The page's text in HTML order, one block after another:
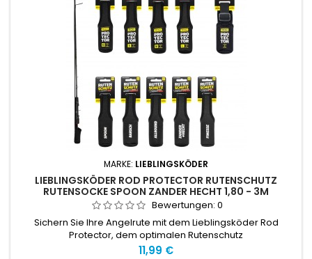
MARKE: LIEBLINGSKÖDER
LIEBLINGSKÖDER ROD PROTECTOR RUTENSCHUTZ
RUTENSOCKE SPOON ZANDER HECHT 1,80 - 3M
Bewertungen: 0
Sichern Sie Ihre Angelrute mit dem Lieblingsköder Rod
Protector, dem optimalen Rutenschutz
Preis
11,99 €